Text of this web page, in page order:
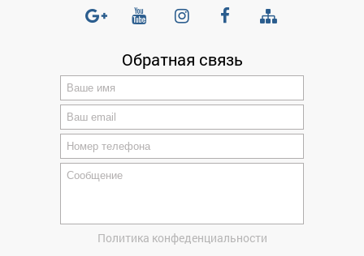
Обратная связь
Политика конфеденциальности